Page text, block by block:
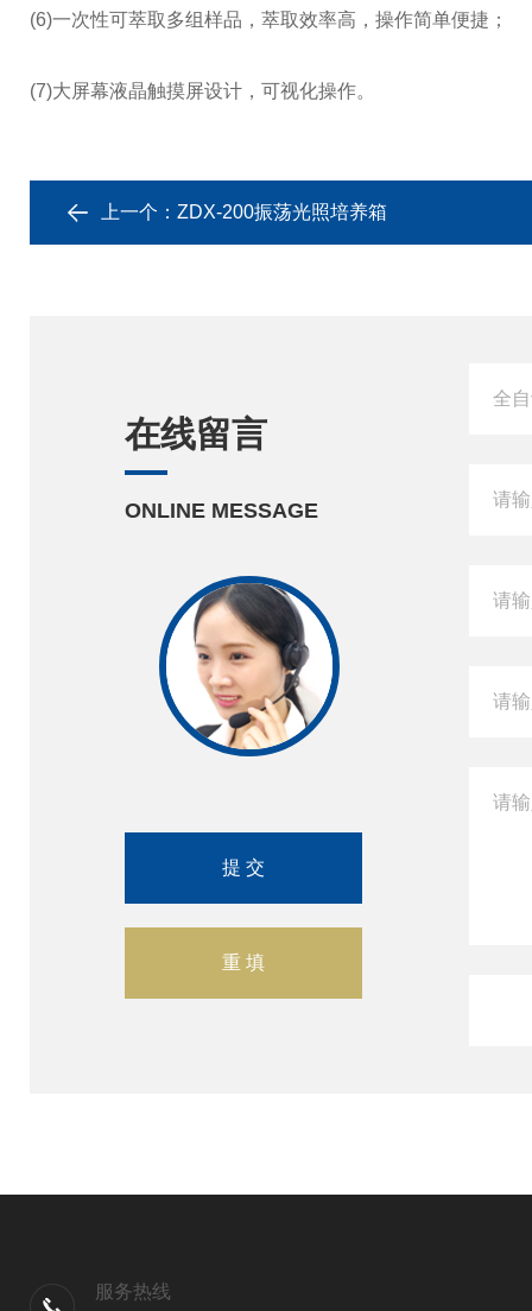
(6)一次性可萃取多组样品，萃取效率高，操作简单便捷；
(7)大屏幕液晶触摸屏设计，可视化操作。
上一个： ZDX-200振荡光照培养箱
在线留言
ONLINE MESSAGE
服务热线